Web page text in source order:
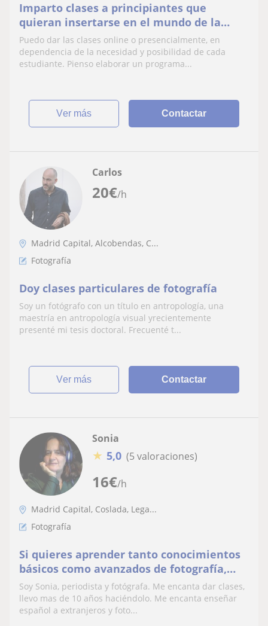
Imparto clases a principiantes que
quieran insertarse en el mundo de la
fotografía o el vídeo, o bien a estudiantes
avanzados que quieran profundizar sus
conocimientos, tanto en realización como
Puedo dar las clases online o presencialmente, en
dependencia de la necesidad y posibilidad de cada
estudiante. Pienso elaborar un programa...
ver más Contactar
20€/h
Carlos
Madrid Capital, Alcobendas, C...
Fotografía
Doy clases particulares de fotografía
Soy un fotógrafo con un título en antropología, una
maestría en antropología visual yrecientemente
presenté mi tesis doctoral. Frecuenté t...
ver más Contactar
16€/h
Sonia
★ 5,0 (5 valoraciones)
Madrid Capital, Coslada, Lega...
Fotografía
Si quieres aprender tanto conocimientos
básicos como avanzados de fotografía,
ponte en contacto conmigo. soy fotógrafa
en activo y dispongo de estudio por si
quieres hacer prácticas
Soy Sonia, periodista y fotógrafa. Me encanta dar clases,
llevo mas de 10 años haciéndolo. Me encanta enseñar
español a extranjeros y foto...